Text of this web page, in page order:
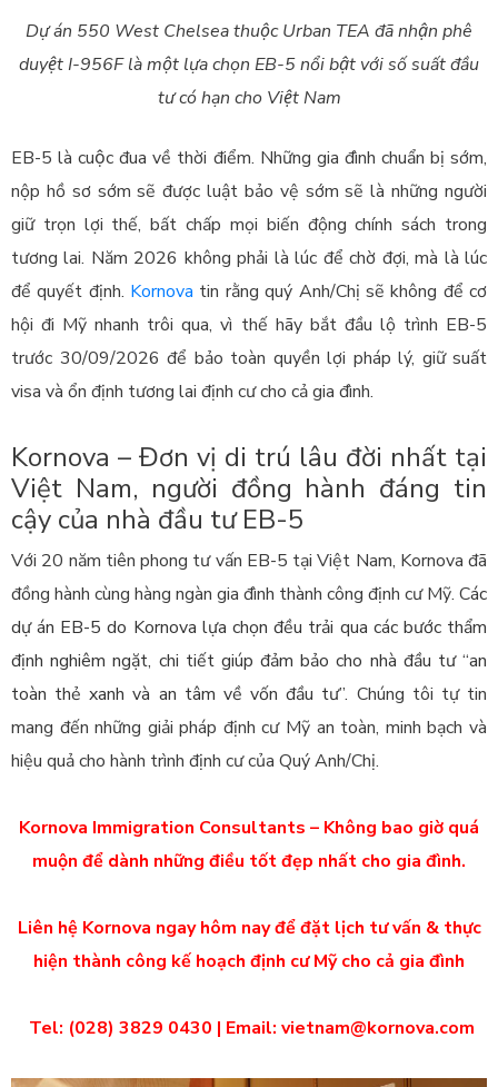
Dự án 550 West Chelsea thuộc Urban TEA đã nhận phê
duyệt I-956F là một lựa chọn EB-5 nổi bật với số suất đầu
tư có hạn cho Việt Nam
EB-5 là cuộc đua về thời điểm. Những gia đình chuẩn bị sớm,
nộp hồ sơ sớm sẽ được luật bảo vệ sớm sẽ là những người
giữ trọn lợi thế, bất chấp mọi biến động chính sách trong
tương lai. Năm 2026 không phải là lúc để chờ đợi, mà là lúc
để quyết định. Kornova tin rằng quý Anh/Chị sẽ không để cơ
hội đi Mỹ nhanh trôi qua, vì thế hãy bắt đầu lộ trình EB-5
trước 30/09/2026 để bảo toàn quyền lợi pháp lý, giữ suất
visa và ổn định tương lai định cư cho cả gia đình.
Kornova – Đơn vị di trú lâu đời nhất tại
Việt Nam, người đồng hành đáng tin
cậy của nhà đầu tư EB-5
Với 20 năm tiên phong tư vấn EB-5 tại Việt Nam, Kornova đã
đồng hành cùng hàng ngàn gia đình thành công định cư Mỹ. Các
dự án EB-5 do Kornova lựa chọn đều trải qua các bước thẩm
định nghiêm ngặt, chi tiết giúp đảm bảo cho nhà đầu tư “an
toàn thẻ xanh và an tâm về vốn đầu tư”. Chúng tôi tự tin
mang đến những giải pháp định cư Mỹ an toàn, minh bạch và
hiệu quả cho hành trình định cư của Quý Anh/Chị.
Kornova Immigration Consultants – Không bao giờ quá
muộn để dành những điều tốt đẹp nhất cho gia đình.
Liên hệ Kornova ngay hôm nay để đặt lịch tư vấn & thực
hiện thành công kế hoạch định cư Mỹ cho cả gia đình
Tel: (028) 3829 0430 | Email: vietnam@kornova.com